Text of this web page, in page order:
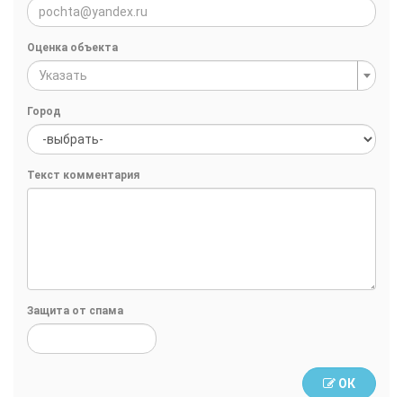
Оценка объекта
Указать
Город
Текст комментария
Защита от спама
ОК